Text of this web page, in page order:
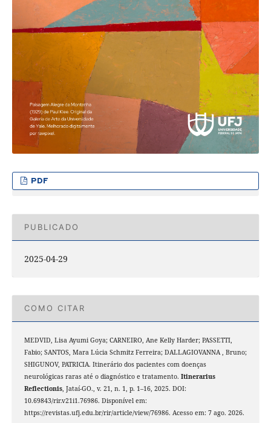
PDF
PUBLICADO
2025-04-29
COMO CITAR
MEDVID, Lisa Ayumi Goya; CARNEIRO, Ane Kelly Harder; PASSETTI,
Fabio; SANTOS, Mara Lúcia Schmitz Ferreira; DALLAGIOVANNA , Bruno;
SHIGUNOV, PATRICIA. Itinerário dos pacientes com doenças
neurológicas raras até o diagnóstico e tratamento. Itinerarius
Reflectionis, Jataí-GO., v. 21, n. 1, p. 1–16, 2025. DOI:
10.69843/rir.v21i1.76986. Disponível em:
https://revistas.ufj.edu.br/rir/article/view/76986. Acesso em: 7 ago. 2026.